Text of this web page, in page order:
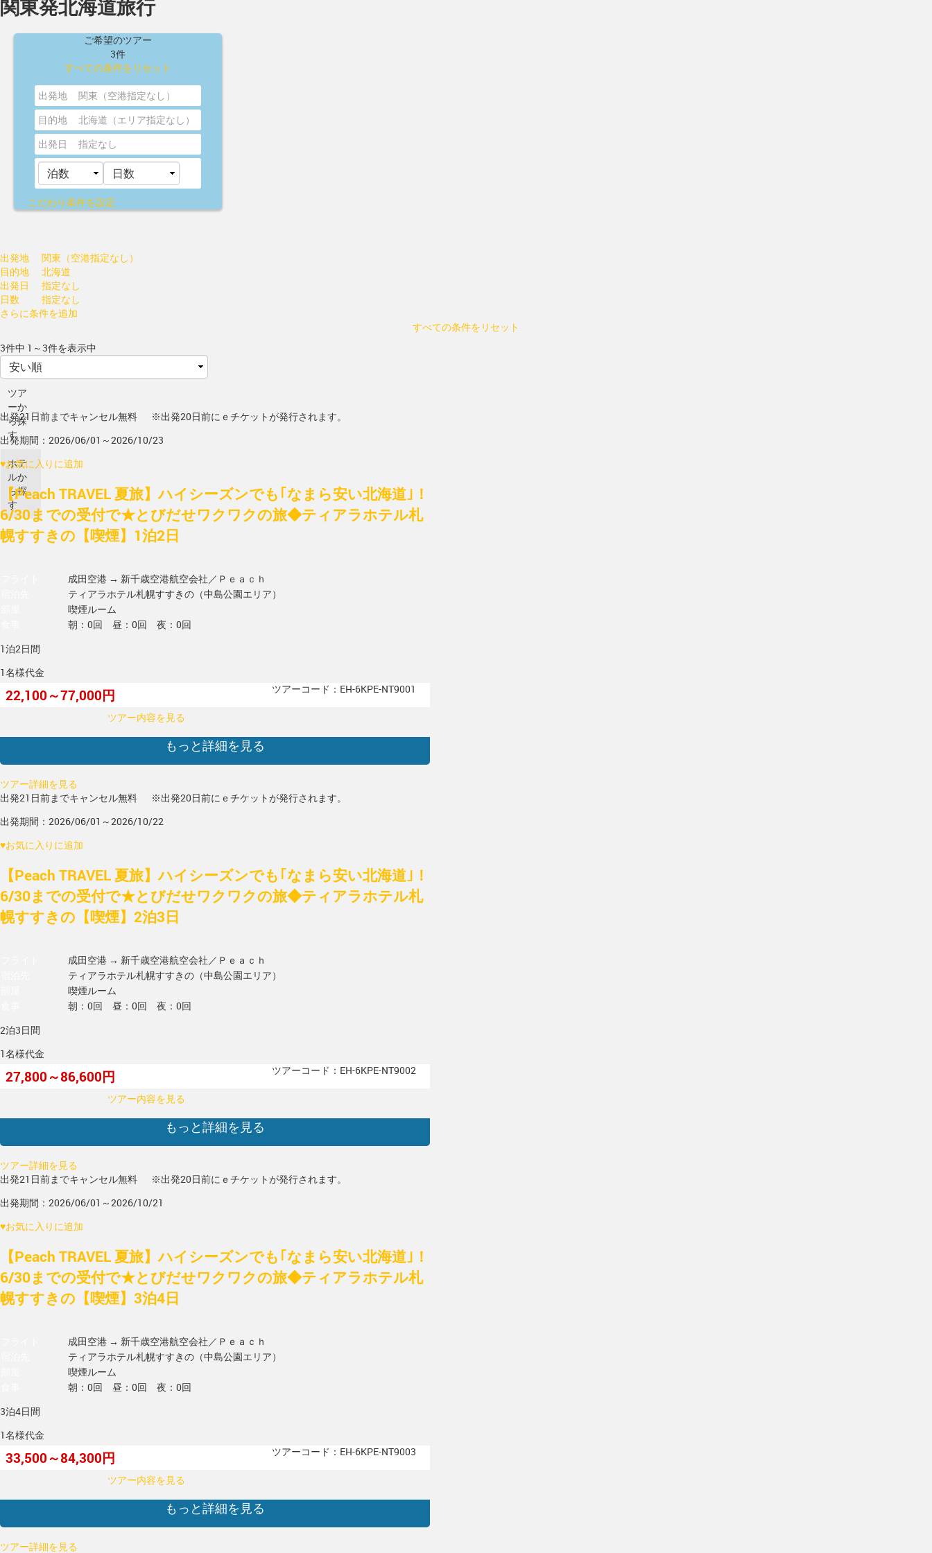
関東発北海道旅行
ご希望のツアー
3件
すべての条件をリセット
出発地
関東（空港指定なし）
目的地
北海道（エリア指定なし）
出発日
指定なし
こだわり条件を設定
出発地
関東（空港指定なし）
目的地
北海道
出発日
指定なし
日数
指定なし
さらに条件を追加
すべての条件をリセット
3件中 1～3件を表示中
ツア
ーか
ら探
す
ホテ
ルか
ら探
す
出発21日前までキャンセル無料
※出発20日前にｅチケットが発行されます。
出発期間：2026/06/01～2026/10/23
♥お気に入りに追加
【Peach TRAVEL 夏旅】ハイシーズンでも｢なまら安い北海道｣！
6/30までの受付で★とびだせワクワクの旅◆ティアラホテル札
幌すすきの【喫煙】1泊2日
成田空港 → 新千歳空港航空会社／Ｐｅａｃｈ
ティアラホテル札幌すすきの（中島公園エリア）
喫煙ルーム
朝：0回 昼：0回 夜：0回
1泊2日間
1名様代金
22,100～77,000円 ツアーコード：EH-6KPE-NT9001
ツアー内容を見る
もっと詳細を見る
ツアー詳細を見る
出発21日前までキャンセル無料
※出発20日前にｅチケットが発行されます。
出発期間：2026/06/01～2026/10/22
♥お気に入りに追加
【Peach TRAVEL 夏旅】ハイシーズンでも｢なまら安い北海道｣！
6/30までの受付で★とびだせワクワクの旅◆ティアラホテル札
幌すすきの【喫煙】2泊3日
成田空港 → 新千歳空港航空会社／Ｐｅａｃｈ
ティアラホテル札幌すすきの（中島公園エリア）
喫煙ルーム
朝：0回 昼：0回 夜：0回
2泊3日間
1名様代金
27,800～86,600円 ツアーコード：EH-6KPE-NT9002
ツアー内容を見る
もっと詳細を見る
ツアー詳細を見る
出発21日前までキャンセル無料
※出発20日前にｅチケットが発行されます。
出発期間：2026/06/01～2026/10/21
♥お気に入りに追加
【Peach TRAVEL 夏旅】ハイシーズンでも｢なまら安い北海道｣！
6/30までの受付で★とびだせワクワクの旅◆ティアラホテル札
幌すすきの【喫煙】3泊4日
成田空港 → 新千歳空港航空会社／Ｐｅａｃｈ
ティアラホテル札幌すすきの（中島公園エリア）
喫煙ルーム
朝：0回 昼：0回 夜：0回
3泊4日間
1名様代金
33,500～84,300円 ツアーコード：EH-6KPE-NT9003
ツアー内容を見る
もっと詳細を見る
ツアー詳細を見る